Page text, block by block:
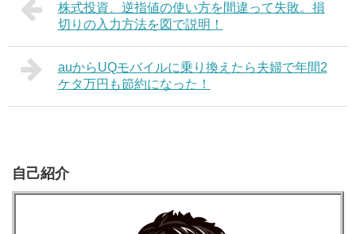
株式投資、逆指値の使い方を間違って失敗。損
切りの入力方法を図で説明！
auからUQモバイルに乗り換えたら夫婦で年間2
ケタ万円も節約になった！
自己紹介